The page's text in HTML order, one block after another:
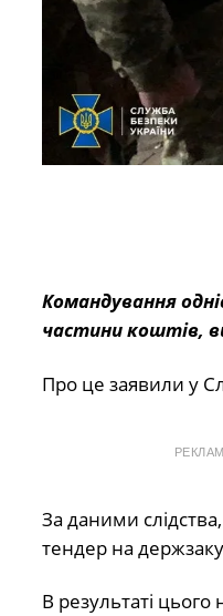
Командування
частини коштів,
Про це заявили у
За даними
тендер на
В результаті